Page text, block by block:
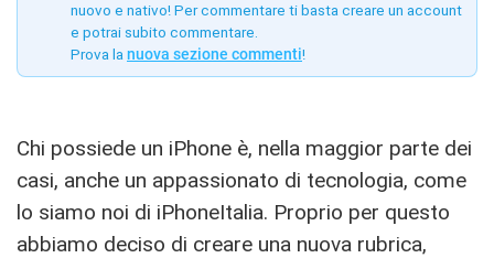
nuovo e nativo! Per commentare ti basta creare un account
e potrai subito commentare.
Prova la nuova sezione commenti!
Chi possiede un iPhone è, nella maggior parte dei
casi, anche un appassionato di tecnologia, come
lo siamo noi di iPhoneItalia. Proprio per questo
abbiamo deciso di creare una nuova rubrica,